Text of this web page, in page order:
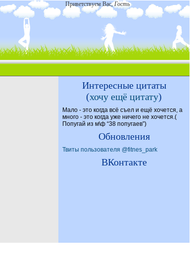
Приветствуем Вас,Гость
Интересные цитаты
(хочу ещё цитату)
Мало - это когда всё съел и ещё хочется, а
много - это когда уже ничего не хочется.(
Попугай из м\ф “38 попугаев”)
Обновления
Твиты пользователя @fitnes_park
ВКонтакте